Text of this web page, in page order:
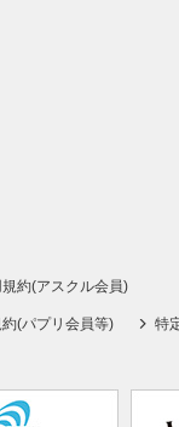
規約(アスクル会員)
(パプリ会員等) 特